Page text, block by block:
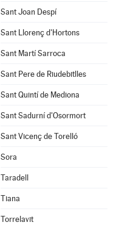
Sant Joan Despí
Sant Llorenç d'Hortons
Sant Martí Sarroca
Sant Pere de Riudebitlles
Sant Quintí de Mediona
Sant Sadurní d'Osormort
Sant Vicenç de Torelló
Sora
Taradell
Tiana
Torrelavit